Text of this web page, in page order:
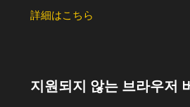
詳細はこちら
지원되지 않는 브라우저